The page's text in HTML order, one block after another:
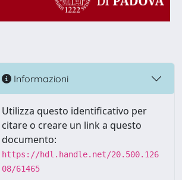
Informazioni
Utilizza questo identificativo per
citare o creare un link a questo
documento:
https://hdl.handle.net/20.500.126
08/61465